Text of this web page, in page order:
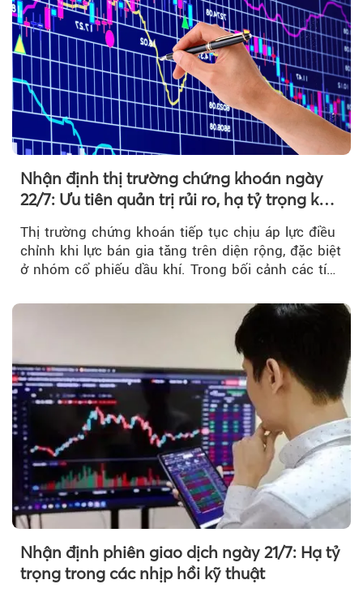
Nhận định thị trường chứng khoán ngày
22/7: Ưu tiên quản trị rủi ro, hạ tỷ trọng khi
Thị trường chứng khoán tiếp tục chịu áp lực điều
chỉnh khi lực bán gia tăng trên diện rộng, đặc biệt
ở nhóm cổ phiếu dầu khí. Trong bối cảnh các tín
Nhận định phiên giao dịch ngày 21/7: Hạ tỷ
trọng trong các nhịp hồi kỹ thuật